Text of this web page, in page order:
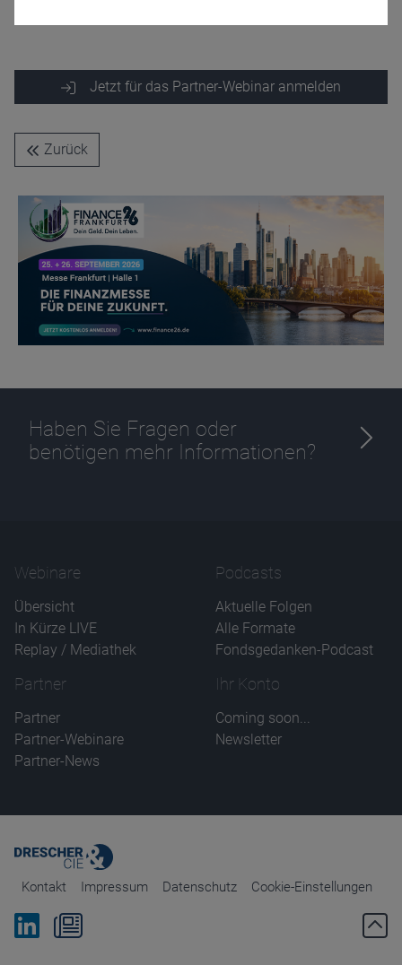
Jetzt für das Partner-Webinar anmelden
Zurück
Haben Sie Fragen oder
benötigen mehr Informationen?
Webinare
Übersicht
In Kürze LIVE
Replay / Mediathek
Podcasts
Aktuelle Folgen
Alle Formate
Fondsgedanken-Podcast
Partner
Partner
Partner-Webinare
Partner-News
Ihr Konto
Coming soon...
Newsletter
Kontakt Impressum Datenschutz Cookie-Einstellungen
Bei Linkedin folgen
Zum Newsletter anmelden
Name
CPref
Ablauf
1 Jahr